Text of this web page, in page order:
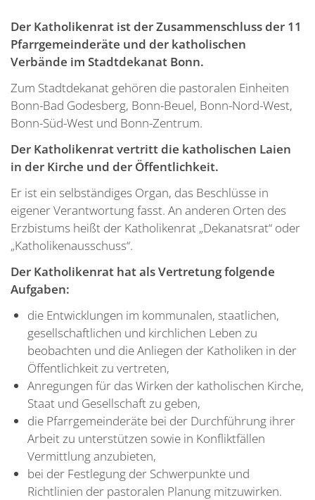
Der Katholikenrat ist der Zusammenschluss der 11
Pfarrgemeinderäte und der katholischen
Verbände im Stadtdekanat Bonn.
Zum Stadtdekanat gehören die pastoralen Einheiten
Bonn-Bad Godesberg, Bonn-Beuel, Bonn-Nord-West,
Bonn-Süd-West und Bonn-Zentrum.
Der Katholikenrat vertritt die katholischen Laien
in der Kirche und der Öffentlichkeit.
Er ist ein selbständiges Organ, das Beschlüsse in
eigener Verantwortung fasst. An anderen Orten des
Erzbistums heißt der Katholikenrat „Dekanatsrat“ oder
„Katholikenausschuss“.
Der Katholikenrat hat als Vertretung folgende
Aufgaben:
die Entwicklungen im kommunalen, staatlichen,
gesellschaftlichen und kirchlichen Leben zu
beobachten und die Anliegen der Katholiken in der
Öffentlichkeit zu vertreten,
Anregungen für das Wirken der katholischen Kirche,
Staat und Gesellschaft zu geben,
die Pfarrgemeinderäte bei der Durchführung ihrer
Arbeit zu unterstützen sowie in Konfliktfällen
Vermittlung anzubieten,
bei der Festlegung der Schwerpunkte und
Richtlinien der pastoralen Planung mitzuwirken.